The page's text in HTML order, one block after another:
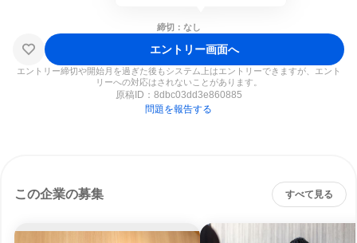
締切：なし
エントリー画面へ
エントリー締切や開始月を過ぎた後もシステム上はエントリーできますが、エント
リーへの対応はされないことがあります。
原稿ID： 8dbc03dd3e860885
問題を報告する
この企業の募集 すべて見る